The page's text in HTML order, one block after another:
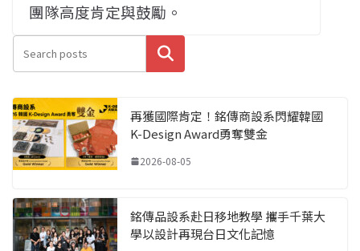
團隊高度肯定與鼓勵。
搜尋
再獲國際肯定！銘傳商設系閃耀韓國
K-Design Award勇奪雙金
2026-08-05
銘傳品設系赴日移地教學 攜手千葉大
學以設計再現台日文化記憶